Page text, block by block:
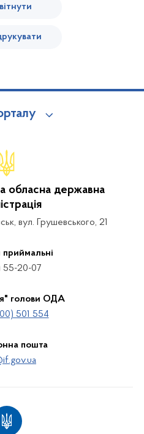
обласна державна
вул. Грушевського, 21
55-20-07
голови ОДА
501 554
пошта